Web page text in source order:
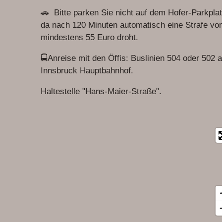
b
o
o
k
s
A
p
p
🚗 Bitte parken Sie nicht auf dem Hofer-
da nach 120 Minuten automatisch eine Strafe
mindestens 55 Euro droht.
🚍Anreise mit den Öffis: Buslinien 504 oder 502
Innsbruck Hauptbahnhof.
Haltestelle "Hans-Maier-Straße".